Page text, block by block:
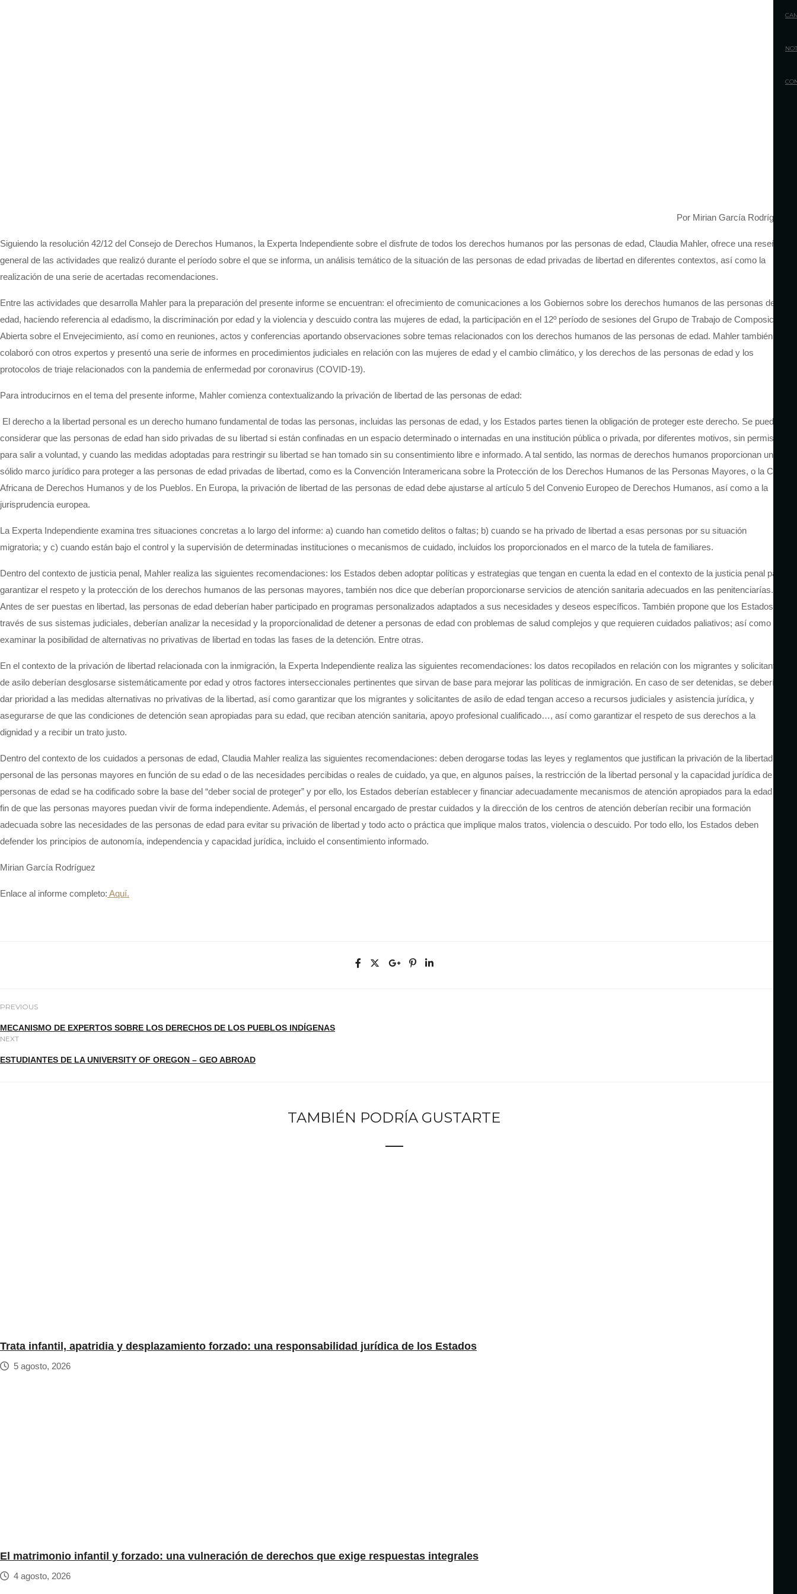
Por Mirian García Rodríguez
Siguiendo la resolución 42/12 del Consejo de Derechos Humanos, la Experta Independiente sobre el disfrute de todos los derechos humanos por las personas de edad, Claudia Mahler, ofrece una reseña
general de las actividades que realizó durante el período sobre el que se informa, un análisis temático de la situación de las personas de edad privadas de libertad en diferentes contextos, así como la
realización de una serie de acertadas recomendaciones.
Entre las actividades que desarrolla Mahler para la preparación del presente informe se encuentran: el ofrecimiento de comunicaciones a los Gobiernos sobre los derechos humanos de las personas de
edad, haciendo referencia al edadismo, la discriminación por edad y la violencia y descuido contra las mujeres de edad, la participación en el 12º período de sesiones del Grupo de Trabajo de Composición
Abierta sobre el Envejecimiento, así como en reuniones, actos y conferencias aportando observaciones sobre temas relacionados con los derechos humanos de las personas de edad. Mahler también
colaboró con otros expertos y presentó una serie de informes en procedimientos judiciales en relación con las mujeres de edad y el cambio climático, y los derechos de las personas de edad y los
protocolos de triaje relacionados con la pandemia de enfermedad por coronavirus (COVID-19).
Para introducirnos en el tema del presente informe, Mahler comienza contextualizando la privación de libertad de las personas de edad:
El derecho a la libertad personal es un derecho humano fundamental de todas las personas, incluidas las personas de edad, y los Estados partes tienen la obligación de proteger este derecho. Se puede
considerar que las personas de edad han sido privadas de su libertad si están confinadas en un espacio determinado o internadas en una institución pública o privada, por diferentes motivos, sin permiso
para salir a voluntad, y cuando las medidas adoptadas para restringir su libertad se han tomado sin su consentimiento libre e informado. A tal sentido, las normas de derechos humanos proporcionan un
sólido marco jurídico para proteger a las personas de edad privadas de libertad, como es la Convención Interamericana sobre la Protección de los Derechos Humanos de las Personas Mayores, o la Carta
Africana de Derechos Humanos y de los Pueblos. En Europa, la privación de libertad de las personas de edad debe ajustarse al artículo 5 del Convenio Europeo de Derechos Humanos, así como a la
jurisprudencia europea.
La Experta Independiente examina tres situaciones concretas a lo largo del informe: a) cuando han cometido delitos o faltas; b) cuando se ha privado de libertad a esas personas por su situación
migratoria; y c) cuando están bajo el control y la supervisión de determinadas instituciones o mecanismos de cuidado, incluidos los proporcionados en el marco de la tutela de familiares.
Dentro del contexto de justicia penal, Mahler realiza las siguientes recomendaciones: los Estados deben adoptar políticas y estrategias que tengan en cuenta la edad en el contexto de la justicia penal para
garantizar el respeto y la protección de los derechos humanos de las personas mayores, también nos dice que deberían proporcionarse servicios de atención sanitaria adecuados en las penitenciarías.
Antes de ser puestas en libertad, las personas de edad deberían haber participado en programas personalizados adaptados a sus necesidades y deseos específicos. También propone que los Estados, a
través de sus sistemas judiciales, deberían analizar la necesidad y la proporcionalidad de detener a personas de edad con problemas de salud complejos y que requieren cuidados paliativos; así como
examinar la posibilidad de alternativas no privativas de libertad en todas las fases de la detención. Entre otras.
En el contexto de la privación de libertad relacionada con la inmigración, la Experta Independiente realiza las siguientes recomendaciones: los datos recopilados en relación con los migrantes y solicitantes
de asilo deberían desglosarse sistemáticamente por edad y otros factores interseccionales pertinentes que sirvan de base para mejorar las políticas de inmigración. En caso de ser detenidas, se debería
dar prioridad a las medidas alternativas no privativas de la libertad, así como garantizar que los migrantes y solicitantes de asilo de edad tengan acceso a recursos judiciales y asistencia jurídica, y
asegurarse de que las condiciones de detención sean apropiadas para su edad, que reciban atención sanitaria, apoyo profesional cualificado…, así como garantizar el respeto de sus derechos a la
dignidad y a recibir un trato justo.
Dentro del contexto de los cuidados a personas de edad, Claudia Mahler realiza las siguientes recomendaciones: deben derogarse todas las leyes y reglamentos que justifican la privación de la libertad
personal de las personas mayores en función de su edad o de las necesidades percibidas o reales de cuidado, ya que, en algunos países, la restricción de la libertad personal y la capacidad jurídica de las
personas de edad se ha codificado sobre la base del “deber social de proteger” y por ello, los Estados deberían establecer y financiar adecuadamente mecanismos de atención apropiados para la edad a
fin de que las personas mayores puedan vivir de forma independiente. Además, el personal encargado de prestar cuidados y la dirección de los centros de atención deberían recibir una formación
adecuada sobre las necesidades de las personas de edad para evitar su privación de libertad y todo acto o práctica que implique malos tratos, violencia o descuido. Por todo ello, los Estados deben
defender los principios de autonomía, independencia y capacidad jurídica, incluido el consentimiento informado.
Mirian García Rodríguez
Enlace al informe completo: Aquí.
PREVIOUS
MECANISMO DE EXPERTOS SOBRE LOS DERECHOS DE LOS PUEBLOS INDÍGENAS
NEXT
ESTUDIANTES DE LA UNIVERSITY OF OREGON – GEO ABROAD
TAMBIÉN PODRÍA GUSTARTE
Trata infantil, apatridia y desplazamiento forzado: una responsabilidad jurídica de los Estados
5 agosto, 2026
El matrimonio infantil y forzado: una vulneración de derechos que exige respuestas integrales
4 agosto, 2026